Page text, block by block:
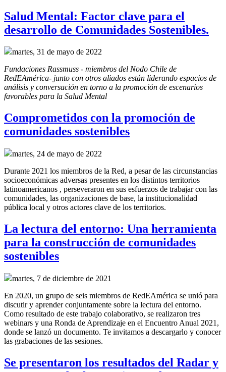
Salud Mental: Factor clave para el
desarrollo de Comunidades Sostenibles.
martes, 31 de mayo de 2022
Fundaciones Rassmuss - miembros del Nodo Chile de
RedEAmérica- junto con otros aliados están liderando espacios de
análisis y conversación en torno a la promoción de escenarios
favorables para la Salud Mental
Comprometidos con la promoción de
comunidades sostenibles
martes, 24 de mayo de 2022
Durante 2021 los miembros de la Red, a pesar de las circunstancias
socioeconómicas adversas presentes en los distintos territorios
latinoamericanos , perseveraron en sus esfuerzos de trabajar con las
comunidades, las organizaciones de base, la institucionalidad
pública local y otros actores clave de los territorios.
La lectura del entorno: Una herramienta
para la construcción de comunidades
sostenibles
martes, 7 de diciembre de 2021
En 2020, un grupo de seis miembros de RedEAmérica se unió para
discutir y aprender conjuntamente sobre la lectura del entorno.
Como resultado de este trabajo colaborativo, se realizaron tres
webinars y una Ronda de Aprendizaje en el Encuentro Anual 2021,
donde se lanzó un documento. Te invitamos a descargarlo y conocer
las grabaciones de las sesiones.
Se presentaron los resultados del Radar y